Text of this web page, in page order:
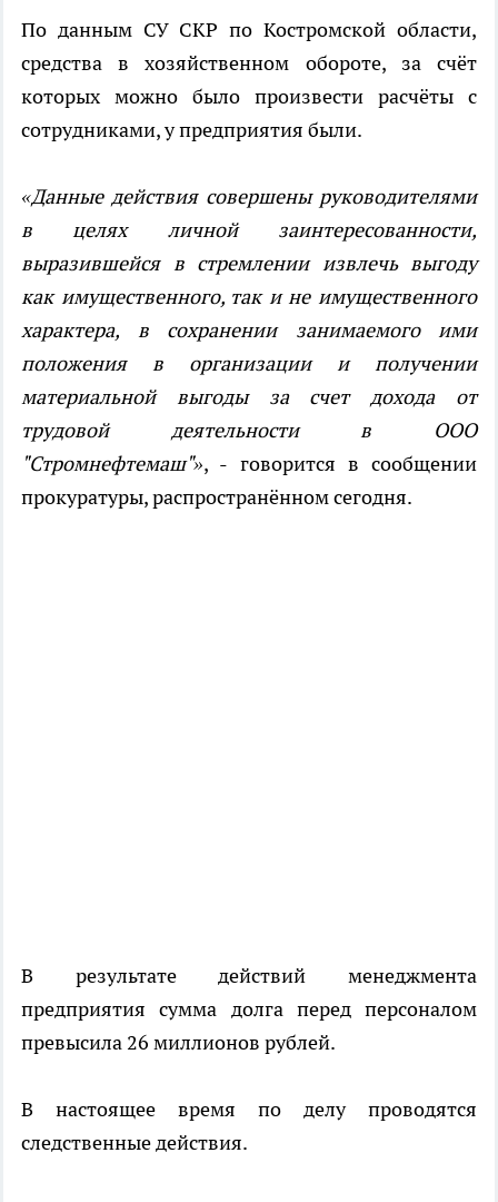
По данным СУ СКР по Костромской области,
средства в хозяйственном обороте, за счёт
которых можно было произвести расчёты с
сотрудниками, у предприятия были.
«Данные действия совершены руководителями
в целях личной заинтересованности,
выразившейся в стремлении извлечь выгоду
как имущественного, так и не имущественного
характера, в сохранении занимаемого ими
положения в организации и получении
материальной выгоды за счет дохода от
трудовой деятельности в ООО
"Стромнефтемаш"», - говорится в сообщении
прокуратуры, распространённом сегодня.
В результате действий менеджмента
предприятия сумма долга перед персоналом
превысила 26 миллионов рублей.
В настоящее время по делу проводятся
следственные действия.